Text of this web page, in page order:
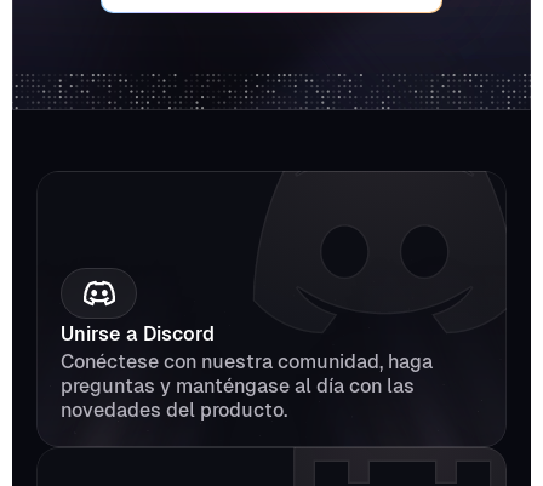
Unirse a Discord
Conéctese con nuestra comunidad, haga
preguntas y manténgase al día con las
novedades del producto.